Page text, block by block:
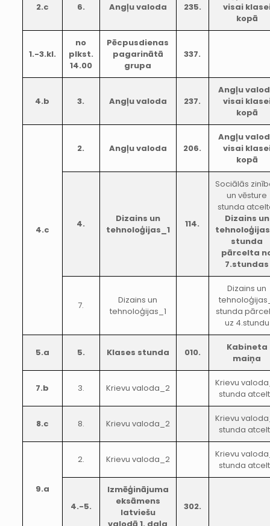
2.c 6. Angļu valoda 235.
visai
kopā
1.-3.kl.
no
plkst.
14.00
Pēcpusdienas
pagarinātā
grupa
337.
4.b 3. Angļu valoda 237.
Angļu
visai
kopā
4.c
2. Angļu valoda 206.
Angļu
visai
kopā
4.
Dizains un
tehnoloģijas_1
114.
Sociālās
un vēsture
stunda
Dizains un
stunda
pārcelta
7.stundas
7.
Dizains un
tehnoloģijas_1
Dizains un
stunda
uz 4.stundu
5.a 5. Klases stunda 010.
Kabineta
maiņa
7.b 3. Krievu valoda_2
Krievu
stunda
8.c 8. Krievu valoda_2
Krievu
stunda
9.a
2. Krievu valoda_2
Krievu
stunda
4.-5.
Izmēģinājuma
eksāmens
latviešu
302.